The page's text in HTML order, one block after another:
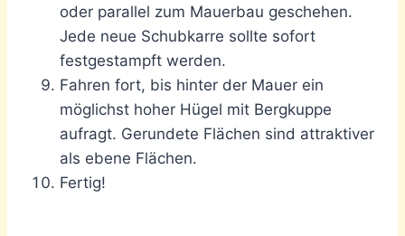
oder parallel zum Mauerbau geschehen.
Jede neue Schubkarre sollte sofort
festgestampft werden.
Fahren fort, bis hinter der Mauer ein
möglichst hoher Hügel mit Bergkuppe
aufragt. Gerundete Flächen sind attraktiver
als ebene Flächen.
Fertig!